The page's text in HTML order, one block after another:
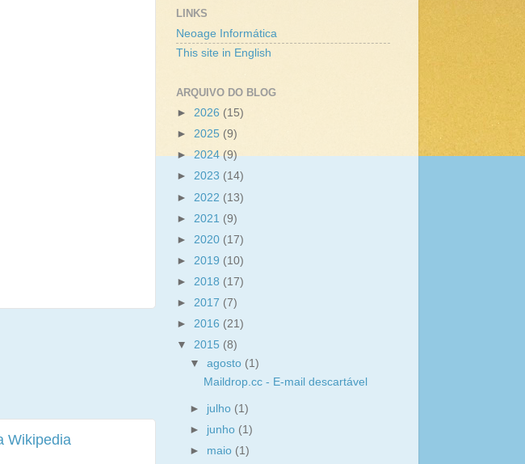
Wikipedia
LINKS
Neoage Informática
This site in English
ARQUIVO DO BLOG
► 2026 (15)
► 2025 (9)
►2024(9)
► 2023 (14)
► 2022 (13)
► 2021 (9)
► 2020 (17)
► 2019 (10)
► 2018 (17)
► 2017 (7)
► 2016 (21)
▼ 2015 (8)
▼agosto (1)
Maildrop.cc - E-mail descartável
► julho (1)
► junho (1)
► maio (1)